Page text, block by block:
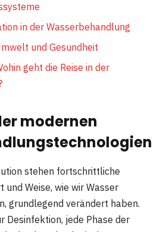
in der Wasserbehandlung
und Gesundheit
geht die Reise in der
modernen
stehen fortschrittliche
und Weise, wie wir Wasser
grundlegend verändert haben.
Desinfektion, jede Phase der